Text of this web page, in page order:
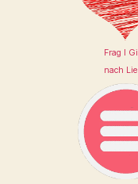
Frag I
nach